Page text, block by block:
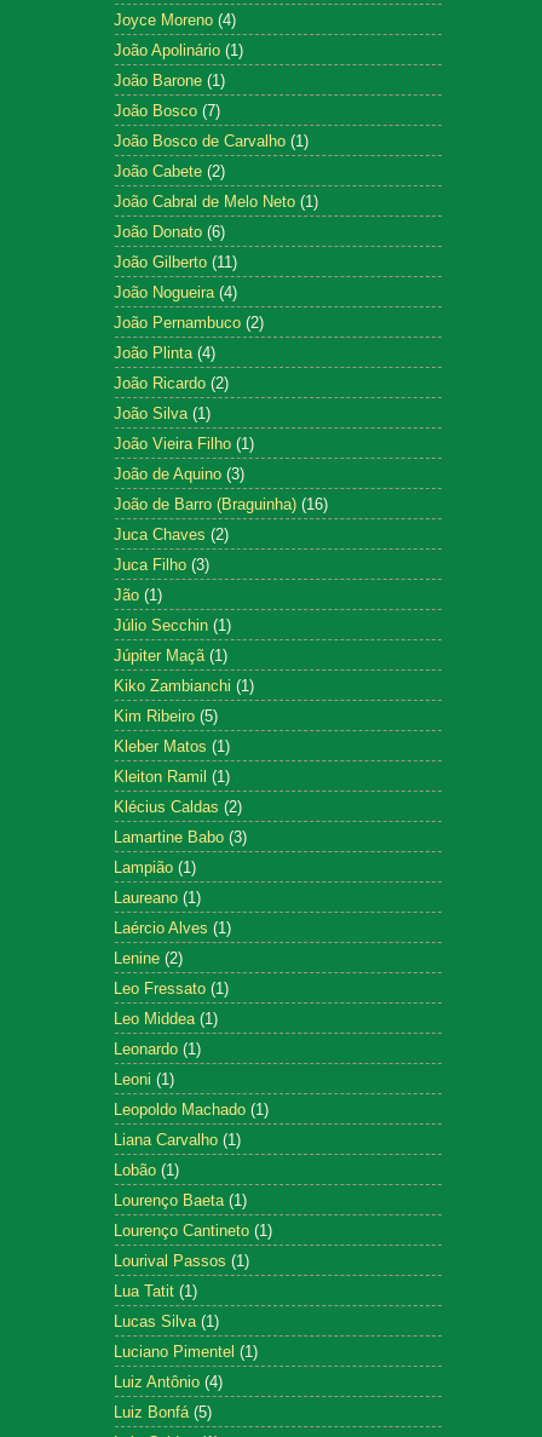
Joyce Moreno (4)
João Apolinário (1)
João Barone (1)
João Bosco (7)
João Bosco de Carvalho (1)
João Cabete (2)
João Cabral de Melo Neto (1)
João Donato (6)
João Gilberto (11)
João Nogueira (4)
João Pernambuco (2)
João Plinta (4)
João Ricardo (2)
João Silva (1)
João Vieira Filho (1)
João de Aquino (3)
João de Barro (Braguinha) (16)
Juca Chaves (2)
Juca Filho (3)
Jão (1)
Júlio Secchin (1)
Júpiter Maçã (1)
Kiko Zambianchi (1)
Kim Ribeiro (5)
Kleber Matos (1)
Kleiton Ramil (1)
Klécius Caldas (2)
Lamartine Babo (3)
Lampião (1)
Laureano (1)
Laércio Alves (1)
Lenine (2)
Leo Fressato (1)
Leo Middea (1)
Leonardo (1)
Leoni (1)
Leopoldo Machado (1)
Liana Carvalho (1)
Lobão (1)
Lourenço Baeta (1)
Lourenço Cantineto (1)
Lourival Passos (1)
Lua Tatit (1)
Lucas Silva (1)
Luciano Pimentel (1)
Luiz Antônio (4)
Luiz Bonfá (5)